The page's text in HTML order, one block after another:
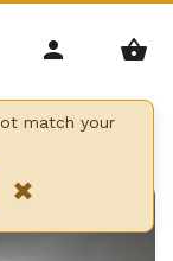
match your
×
/